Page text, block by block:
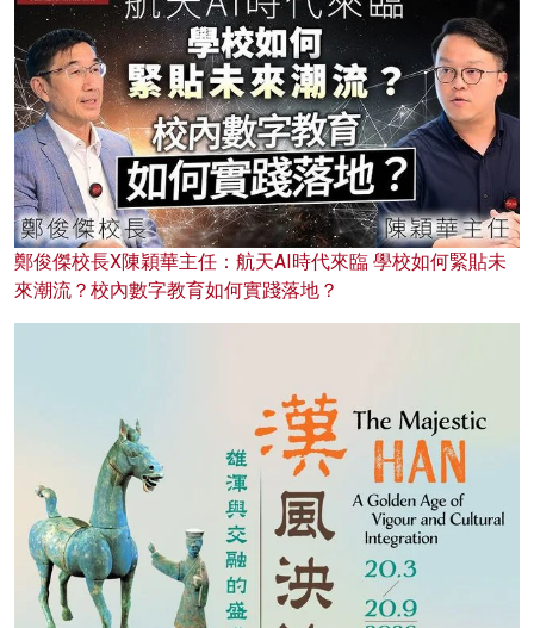
鄭俊傑校長X陳穎華主任：航天AI時代來臨 學校如何緊貼未
來潮流？校內數字教育如何實踐落地？